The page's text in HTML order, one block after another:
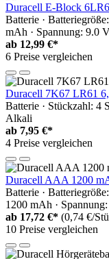
Duracell E-Block
Batterie ·
mAh · Spannung: 9.0
ab 12,99 €*
6 Preise vergleichen
Duracell 7K67 LR61
Batterie · Stückzahl: 4
Alkali
ab 7,95 €*
4 Preise vergleichen
Duracell AAA 1200
Batterie ·
1200 mAh ·
ab 17,72 €* (0,74 €/
10 Preise vergleichen